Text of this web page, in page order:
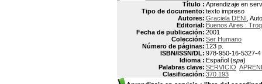
Título : Aprendizaje en
Tipo de documento: texto impreso
Autores: Graciela DENI ,
Editorial: Buenos Aires :
Fecha de publicación: 2001
Colección: Ser Humano
Número de páginas: 123 p.
ISBN/ISSN/DL: 978-950-16-5327-4
Idioma : Español (spa)
Palabras clave: SERVICIO
Clasificación: 370.193